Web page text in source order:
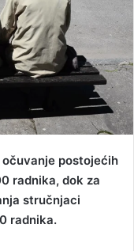
očuvanje postojećih
radnika, dok za
stručnjaci
radnika.